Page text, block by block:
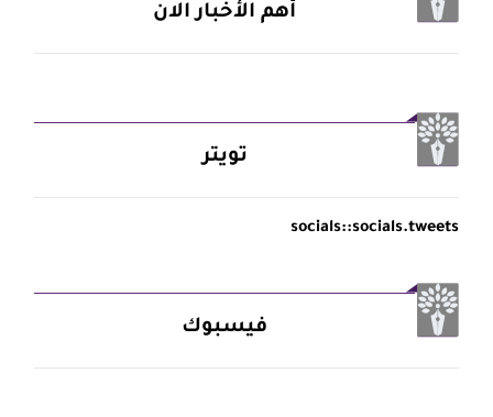
أهم الأخبار الان
تويتر
socials::socials.tweets
فيسبوك